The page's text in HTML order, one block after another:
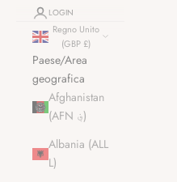
LOGIN
Regno Unito
(GBP £)
Paese/Area
geografica
Afghanistan
(AFN ؋)
Albania (ALL
L)